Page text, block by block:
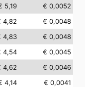
5,19
€ 0,0052
4,82
€ 0,0048
4,83
€ 0,0048
4,54
€ 0,0045
4,62
€ 0,0046
4,14
€ 0,0041